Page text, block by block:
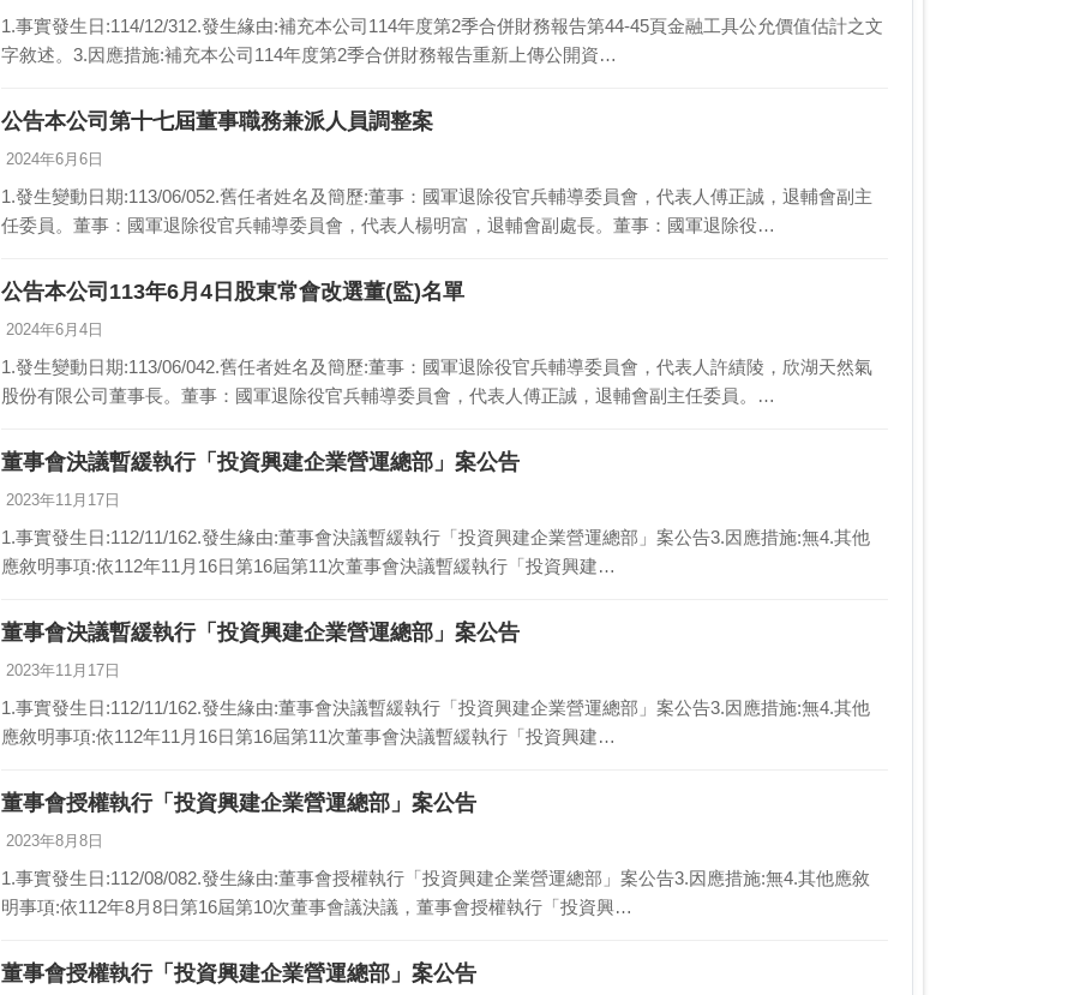
1.事實發生日:114/12/312.發生緣由:補充本公司114年度第2季合併財務報告第44-45頁金融工具公允價值估計之文
字敘述。3.因應措施:補充本公司114年度第2季合併財務報告重新上傳公開資…
公告本公司第十七屆董事職務兼派人員調整案
2024年6月6日
1.發生變動日期:113/06/052.舊任者姓名及簡歷:董事：國軍退除役官兵輔導委員會，代表人傅正誠，退輔會副主
任委員。董事：國軍退除役官兵輔導委員會，代表人楊明富，退輔會副處長。董事：國軍退除役…
公告本公司113年6月4日股東常會改選董(監)名單
2024年6月4日
1.發生變動日期:113/06/042.舊任者姓名及簡歷:董事：國軍退除役官兵輔導委員會，代表人許績陵，欣湖天然氣
股份有限公司董事長。董事：國軍退除役官兵輔導委員會，代表人傅正誠，退輔會副主任委員。…
董事會決議暫緩執行「投資興建企業營運總部」案公告
2023年11月17日
1.事實發生日:112/11/162.發生緣由:董事會決議暫緩執行「投資興建企業營運總部」案公告3.因應措施:無4.其他
應敘明事項:依112年11月16日第16屆第11次董事會決議暫緩執行「投資興建…
董事會決議暫緩執行「投資興建企業營運總部」案公告
2023年11月17日
1.事實發生日:112/11/162.發生緣由:董事會決議暫緩執行「投資興建企業營運總部」案公告3.因應措施:無4.其他
應敘明事項:依112年11月16日第16屆第11次董事會決議暫緩執行「投資興建…
董事會授權執行「投資興建企業營運總部」案公告
2023年8月8日
1.事實發生日:112/08/082.發生緣由:董事會授權執行「投資興建企業營運總部」案公告3.因應措施:無4.其他應敘
明事項:依112年8月8日第16屆第10次董事會議決議，董事會授權執行「投資興…
董事會授權執行「投資興建企業營運總部」案公告